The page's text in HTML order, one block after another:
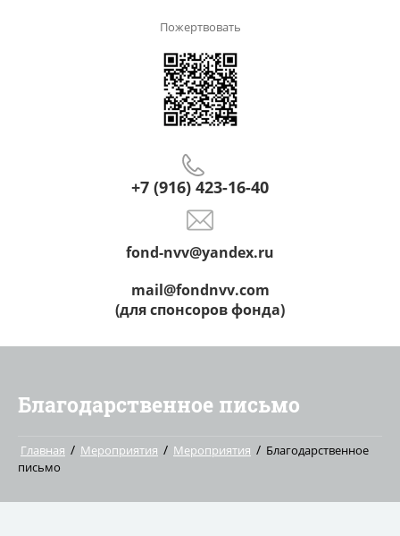
fond-nvv@yandex.ru
mail@fondnvv.com
(для спонсоров фонда)
+7 (916) 423-16-40
Пожертвовать
Благодарственное письмо
Главная / Мероприятия / Мероприятия / Благодарственное
письмо